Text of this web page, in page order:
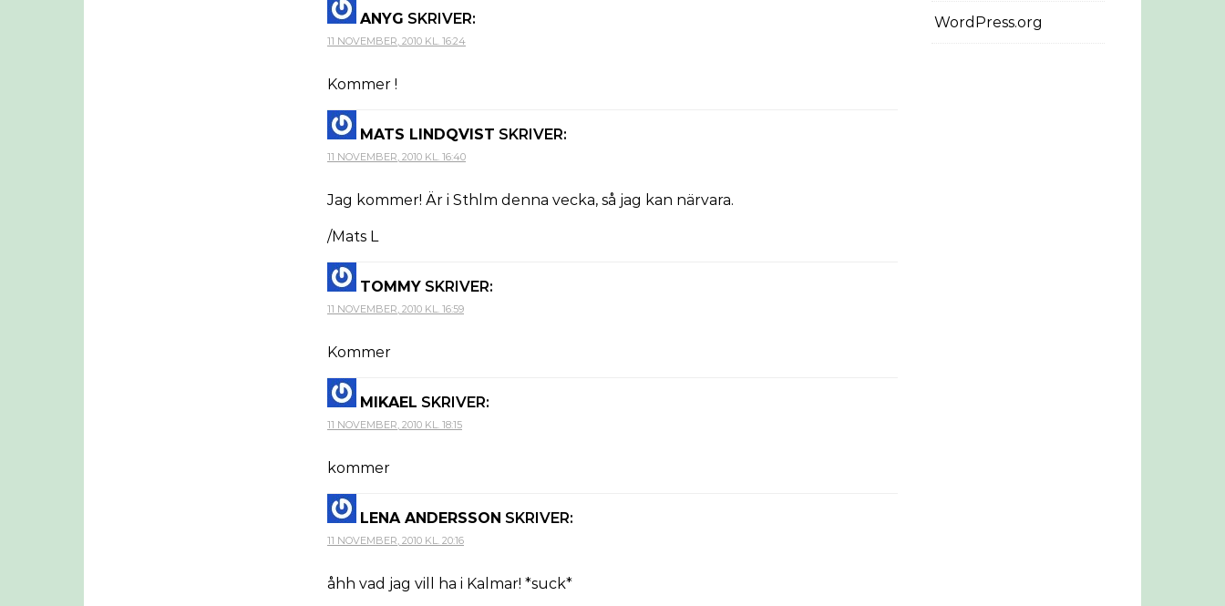
ANYG SKRIVER:
11 NOVEMBER, 2010 KL. 16:24
Kommer !
MATS LINDQVIST SKRIVER:
11 NOVEMBER, 2010 KL. 16:40
Jag kommer! Är i Sthlm denna vecka, så jag kan närvara.
/Mats L
TOMMY SKRIVER:
11 NOVEMBER, 2010 KL. 16:59
Kommer
MIKAEL SKRIVER:
11 NOVEMBER, 2010 KL. 18:15
kommer
LENA ANDERSSON SKRIVER:
11 NOVEMBER, 2010 KL. 20:16
åhh vad jag vill ha i Kalmar! *suck*
WordPress.org